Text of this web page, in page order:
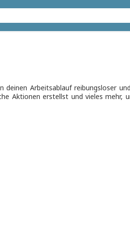
deinen Arbeitsablauf reibungsloser
Aktionen erstellst und vieles mehr,